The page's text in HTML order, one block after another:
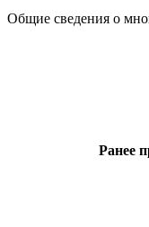
Общие сведения о
Ранее